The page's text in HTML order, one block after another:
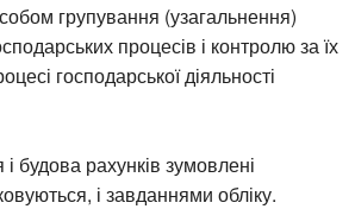
групування (узагальнення)
процесів і контролю за їх
господарської діяльності
будова рахунків зумовлені
і завданнями обліку.